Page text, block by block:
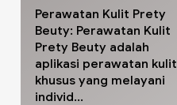
Perawatan Kulit Prety
Beuty: Perawatan Kulit
Prety Beuty adalah
aplikasi perawatan kulit
khusus yang melayani
individ...